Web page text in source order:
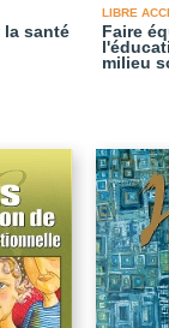
la santé
LIBRE
Faire
milieu